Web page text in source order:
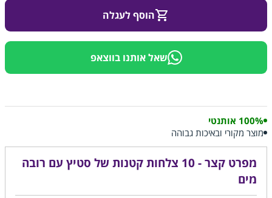
הוסף לעגלה
שאל אותנו בווצאפ
100% אותנטי
מוצר מקורי ובאיכות גבוהה
מפרט קצר - 10 צלחות קטנות של סטיץ עם רובה
מים